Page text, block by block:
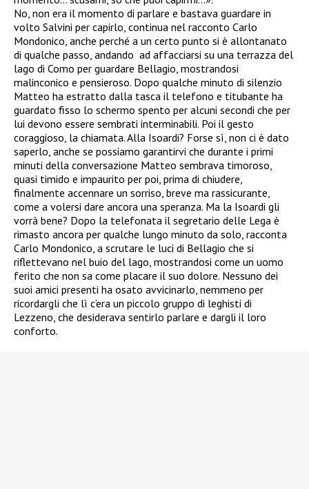
No, non era il momento di parlare e bastava guardare in
volto Salvini per capirlo, continua nel racconto Carlo
Mondonico, anche perché a un certo punto si è allontanato
di qualche passo, andando ad affacciarsi su una terrazza del
lago di Como per guardare Bellagio, mostrandosi
malinconico e pensieroso. Dopo qualche minuto di silenzio
Matteo ha estratto dalla tasca il telefono e titubante ha
guardato fisso lo schermo spento per alcuni secondi che per
lui devono essere sembrati interminabili. Poi il gesto
coraggioso, la chiamata. Alla Isoardi? Forse sì, non ci è dato
saperlo, anche se possiamo garantirvi che durante i primi
minuti della conversazione Matteo sembrava timoroso,
quasi timido e impaurito per poi, prima di chiudere,
finalmente accennare un sorriso, breve ma rassicurante,
come a volersi dare ancora una speranza. Ma la Isoardi gli
vorrà bene? Dopo la telefonata il segretario delle Lega è
rimasto ancora per qualche lungo minuto da solo, racconta
Carlo Mondonico, a scrutare le luci di Bellagio che si
riflettevano nel buio del lago, mostrandosi come un uomo
ferito che non sa come placare il suo dolore. Nessuno dei
suoi amici presenti ha osato avvicinarlo, nemmeno per
ricordargli che lì c’era un piccolo gruppo di leghisti di
Lezzeno, che desiderava sentirlo parlare e dargli il loro
conforto.